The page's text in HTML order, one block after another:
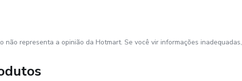
não representa a opinião da Hotmart. Se você vir informações inadequadas,